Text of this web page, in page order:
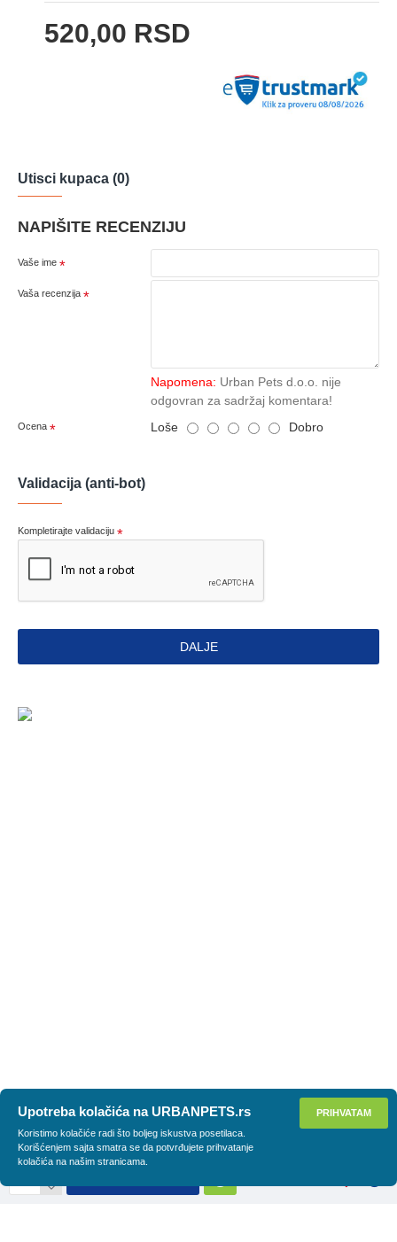
520,00 RSD
Utisci kupaca (0)
NAPIŠITE RECENZIJU
Vaše ime
Vaša recenzija
Napomena: Urban Pets d.o.o. nije
odgovran za sadržaj komentara!
Ocena Loše Dobro
Validacija (anti-bot)
Kompletirajte validaciju
DALJE
PRIHVATAM
Upotreba kolačića na URBANPETS.rs
Koristimo kolačiće radi što boljeg iskustva posetilaca.
Korišćenjem sajta smatra se da potvrđujete prihvatanje
kolačića na našim stranicama.